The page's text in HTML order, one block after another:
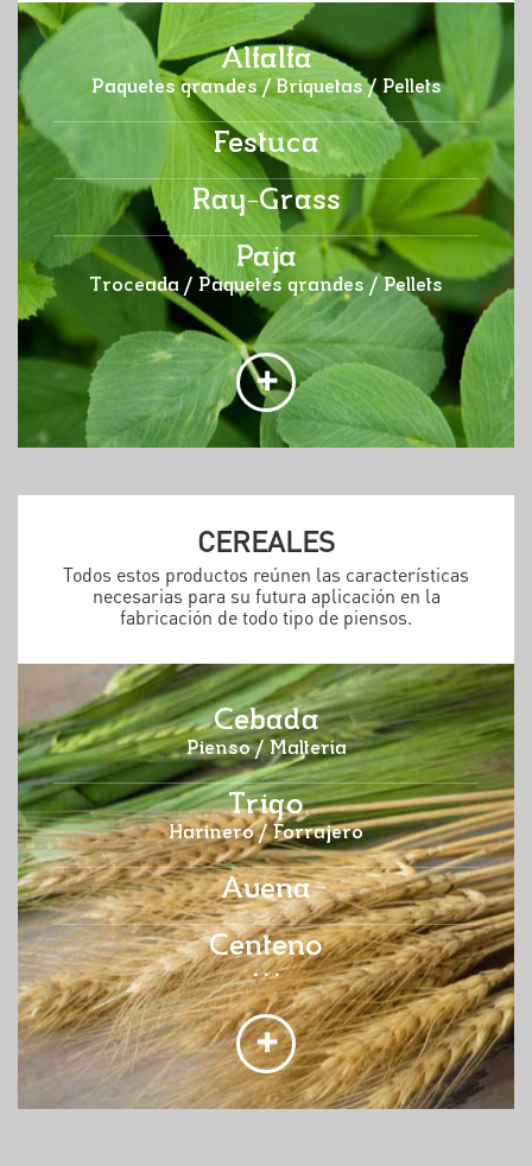
Alfalfa
Paquetes grandes / Briquetas / Pellets
Festuca
Ray-Grass
Paja
Troceada / Paquetes grandes / Pellets
+
CEREALES
Todos estos productos reúnen las características
necesarias para su futura aplicación en la
fabricación de todo tipo de piensos.
Cebada
Pienso / Maltería
Trigo
Harinero / Forrajero
Avena
Centeno
...
+